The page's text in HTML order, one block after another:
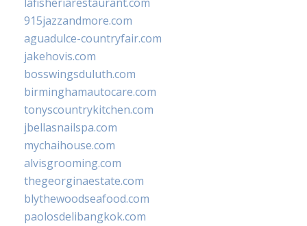
915jazzandmore.com
aguadulce-countryfair.com
jakehovis.com
bosswingsduluth.com
birminghamautocare.com
tonyscountrykitchen.com
jbellasnailspa.com
mychaihouse.com
alvisgrooming.com
thegeorginaestate.com
blythewoodseafood.com
paolosdelibangkok.com